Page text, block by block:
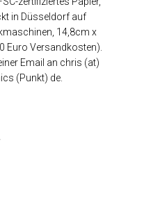
in Düsseldorf auf
14,8cm x
Euro Versandkosten).
Email an chris (at)
(Punkt) de.